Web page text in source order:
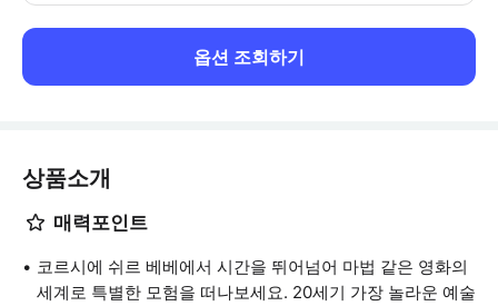
옵션 조회하기
상품소개
매력포인트
코르시에 쉬르 베베에서 시간을 뛰어넘어 마법 같은 영화의
세계로 특별한 모험을 떠나보세요. 20세기 가장 놀라운 예술